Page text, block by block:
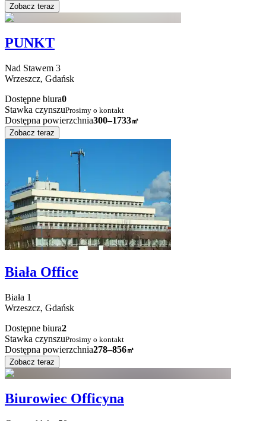
Zobacz teraz
PUNKT
Nad Stawem 3
Wrzeszcz, Gdańsk
Dostępne biura0
Stawka czynszuProsimy o kontakt
Dostępna powierzchnia300–1733㎡
Zobacz teraz
Biała Office
Biała 1
Wrzeszcz, Gdańsk
Dostępne biura2
Stawka czynszuProsimy o kontakt
Dostępna powierzchnia278–856㎡
Zobacz teraz
Biurowiec Officyna